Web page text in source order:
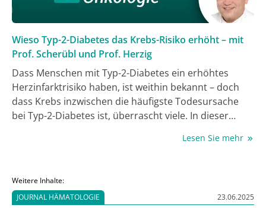
Wieso Typ-2-Diabetes das Krebs-Risiko erhöht – mit
Prof. Scherübl und Prof. Herzig
Dass Menschen mit Typ-2-Diabetes ein erhöhtes
Herzinfarktrisiko haben, ist weithin bekannt – doch
dass Krebs inzwischen die häufigste Todesursache
bei Typ-2-Diabetes ist, überrascht viele. In dieser
Scherübel von der Charité Berlin und Prof. Stefan
Krebsarten sind besonders häufig, welche
gemeinsamen Risikofaktoren spielen eine Rolle und
Lesen Sie mehr
Weitere Inhalte:
JOURNAL HÄMATOLOGIE
23.06.2025